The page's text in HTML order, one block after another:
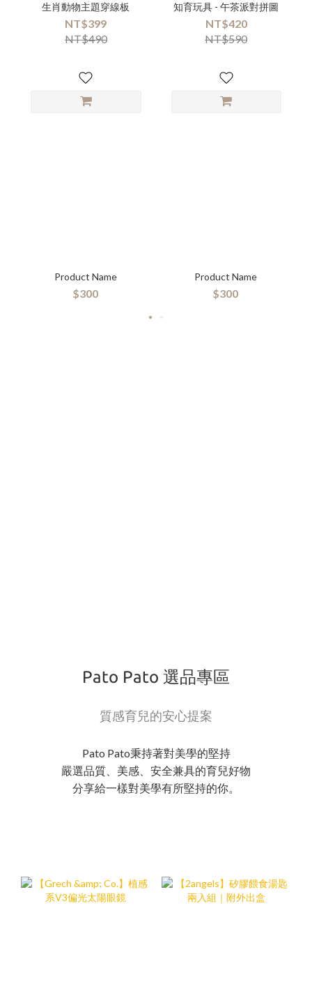
生肖動物主題穿線板
NT$399
NT$490
知育玩具 - 午茶派對拼圖
NT$420
NT$590
Product Name
$300
Product Name
$300
Pato Pato 選品專區
質感育兒的安心提案
Pato Pato秉持著對美學的堅持
嚴選品質、美感、安全兼具的育兒好物
分享給一樣對美學有所堅持的你。